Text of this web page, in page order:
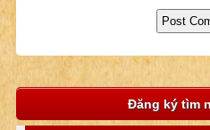
Đăng ký tìm